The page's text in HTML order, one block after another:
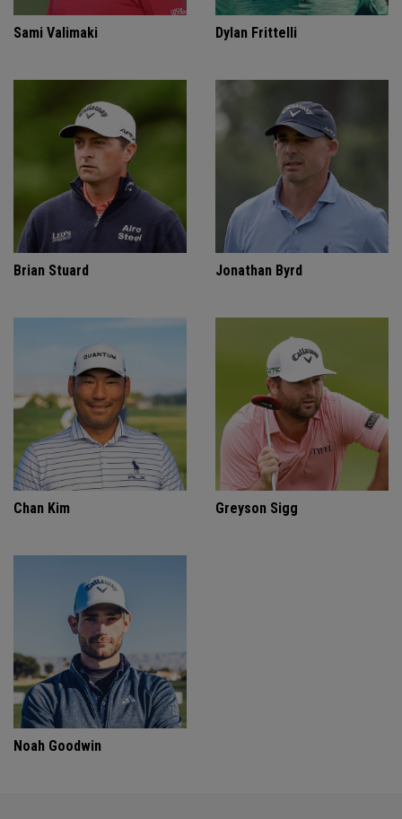
Sami Valimaki Dylan Frittelli
Brian Stuard Jonathan Byrd
Chan Kim Greyson Sigg
Noah Goodwin